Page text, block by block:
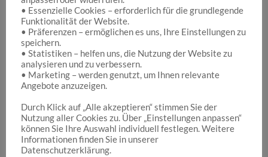
Hocuspocus – Ihr Onlineshop für die schönen
Dinge des Lebens
Hocuspocus ist die richtige Anlaufstelle für Dich,
wenn Du auf der Suche nach schönen
Geschenken , tollenSpielwarenoder
ansprechenderDekorationbist. Wir von
Hocuspocus wissen schöne Dinge stets zu
schätzen und legen daher großen Wert darauf,
• Essenzielle Cookies – erforderlich für die grundlegende
Funktionalität der Website.
• Präferenzen – ermöglichen es uns, Ihre Einstellungen zu
speichern.
• Statistiken – helfen uns, die Nutzung der Website zu
analysieren und zu verbessern.
• Marketing – werden genutzt, um Ihnen relevante
Angebote anzuzeigen.
Durch Klick auf „Alle akzeptieren“ stimmen Sie der
Nutzung aller Cookies zu. Über „Einstellungen anpassen“
können Sie Ihre Auswahl individuell festlegen. Weitere
Informationen finden Sie in unserer
Datenschutzerklärung.